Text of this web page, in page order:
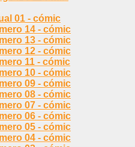
01 - cómic
14 - cómic
13 - cómic
12 - cómic
11 - cómic
10 - cómic
09 - cómic
08 - cómic
07 - cómic
06 - cómic
05 - cómic
04 - cómic